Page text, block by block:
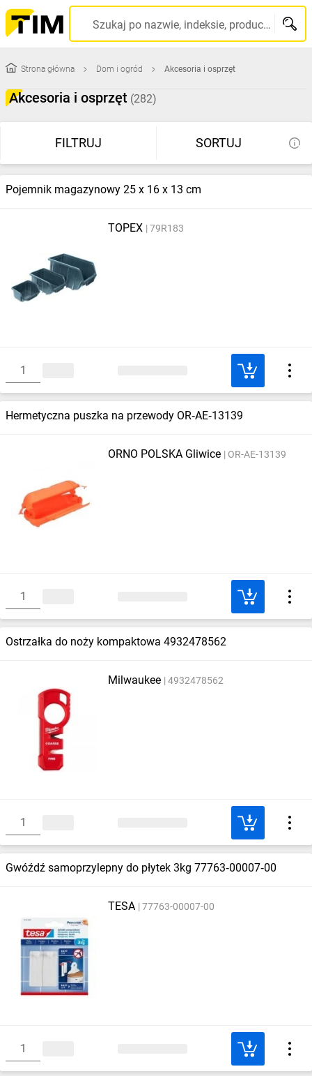
Szukaj po nazwie, indeksie, producencie, kodzie kreskowym...
Strona główna Dom i ogród Akcesoria i osprzęt
Akcesoria i osprzęt (282)
FILTRUJ SORTUJ
Pojemnik magazynowy 25 x 16 x 13 cm
TOPEX 79R183
Hermetyczna puszka na przewody OR‑AE‑13139
ORNO POLSKA Gliwice OR-AE-13139
Ostrzałka do noży kompaktowa 4932478562
Milwaukee 4932478562
Gwóźdź samoprzylepny do płytek 3kg 77763‑00007‑00
TESA 77763-00007-00